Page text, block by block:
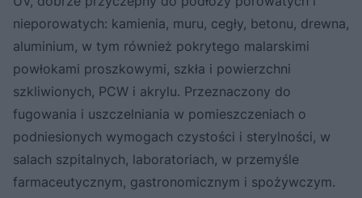
nieporowatych: kamienia, muru, cegły, betonu, drewna,
aluminium, w tym również pokrytego malarskimi
powłokami proszkowymi, szkła i powierzchni
szkliwionych, PCW i akrylu. Przeznaczony do
fugowania i uszczelniania w pomieszczeniach o
podniesionych wymogach czystości i sterylności, w
salach szpitalnych, laboratoriach, w przemyśle
farmaceutycznym, gastronomicznym i spożywczym.